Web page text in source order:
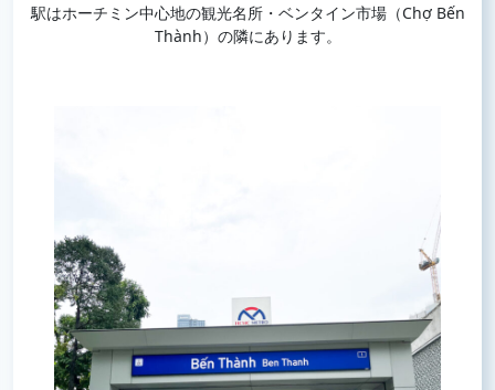
駅はホーチミン中心地の観光名所・ベンタイン市場（Chợ Bến
Thành）の隣にあります。